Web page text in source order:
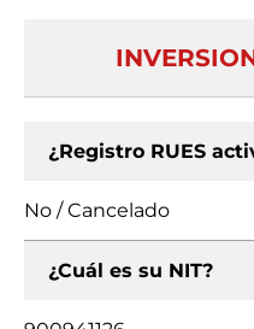
¿Registro RUES
No / Cancelado
¿Cuál es su NIT?